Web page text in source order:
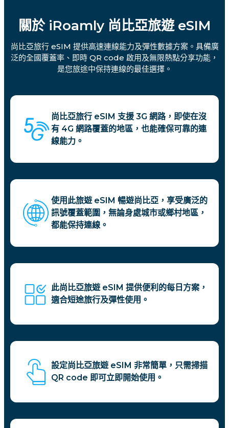
關於 iRoamly 尚比亞旅遊 eSIM
尚比亞旅行 eSIM 提供高速連線能力及彈性數據方案。具備廣
泛的全國覆蓋率、即時 QR code 啟用及無限熱點分享功能，
是您旅途中保持連線的最佳選擇。
尚比亞旅行 eSIM 支援 3G 網路，即使在沒
有 4G 網路覆蓋的地區，也能確保可靠的連
線能力。
使用此旅遊 eSIM 暢遊尚比亞，享受廣泛的
訊號覆蓋範圍，無論身處城市或鄉村地區，
都能保持連線。
此尚比亞旅遊 eSIM 提供便利的每日方案，
適合短途旅行及彈性使用。
設定尚比亞旅遊 eSIM 非常簡單，只需掃描
QR code 即可立即開始使用。